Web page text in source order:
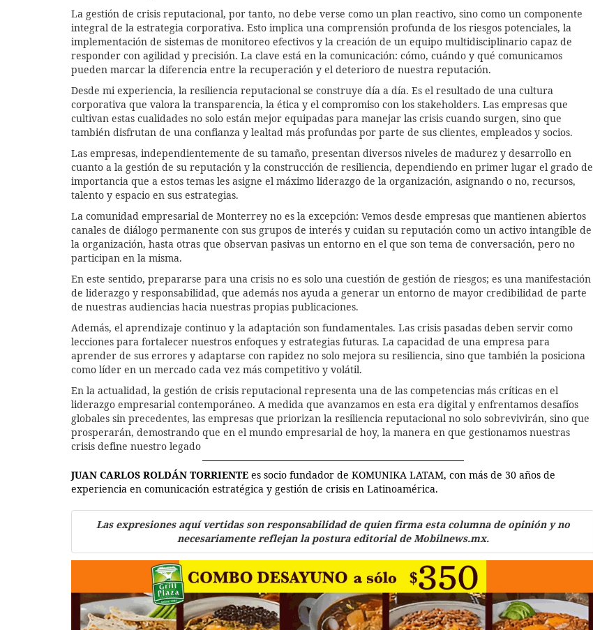
La gestión de crisis reputacional, por tanto, no debe verse como un plan reactivo, sino como un componente
integral de la estrategia corporativa. Esto implica una comprensión profunda de los riesgos potenciales, la
implementación de sistemas de monitoreo efectivos y la creación de un equipo multidisciplinario capaz de
responder con agilidad y precisión. La clave está en la comunicación: cómo, cuándo y qué comunicamos
pueden marcar la diferencia entre la recuperación y el deterioro de nuestra reputación.
Desde mi experiencia, la resiliencia reputacional se construye día a día. Es el resultado de una cultura
corporativa que valora la transparencia, la ética y el compromiso con los stakeholders. Las empresas que
cultivan estas cualidades no solo están mejor equipadas para manejar las crisis cuando surgen, sino que
también disfrutan de una confianza y lealtad más profundas por parte de sus clientes, empleados y socios.
Las empresas, independientemente de su tamaño, presentan diversos niveles de madurez y desarrollo en
cuanto a la gestión de su reputación y la construcción de resiliencia, dependiendo en primer lugar el grado de
importancia que a estos temas les asigne el máximo liderazgo de la organización, asignando o no, recursos,
talento y espacio en sus estrategias.
La comunidad empresarial de Monterrey no es la excepción: Vemos desde empresas que mantienen abiertos
canales de diálogo permanente con sus grupos de interés y cuidan su reputación como un activo intangible de
la organización, hasta otras que observan pasivas un entorno en el que son tema de conversación, pero no
participan en la misma.
En este sentido, prepararse para una crisis no es solo una cuestión de gestión de riesgos; es una manifestación
de liderazgo y responsabilidad, que además nos ayuda a generar un entorno de mayor credibilidad de parte
de nuestras audiencias hacia nuestras propias publicaciones.
Además, el aprendizaje continuo y la adaptación son fundamentales. Las crisis pasadas deben servir como
lecciones para fortalecer nuestros enfoques y estrategias futuras. La capacidad de una empresa para
aprender de sus errores y adaptarse con rapidez no solo mejora su resiliencia, sino que también la posiciona
como líder en un mercado cada vez más competitivo y volátil.
En la actualidad, la gestión de crisis reputacional representa una de las competencias más críticas en el
liderazgo empresarial contemporáneo. A medida que avanzamos en esta era digital y enfrentamos desafíos
globales sin precedentes, las empresas que priorizan la resiliencia reputacional no solo sobrevivirán, sino que
prosperarán, demostrando que en el mundo empresarial de hoy, la manera en que gestionamos nuestras
crisis define nuestro legado
JUAN CARLOS ROLDÁN TORRIENTE es socio fundador de KOMUNIKA LATAM, con más de 30 años de
experiencia en comunicación estratégica y gestión de crisis en Latinoamérica.
Las expresiones aquí vertidas son responsabilidad de quien firma esta columna de opinión y no
necesariamente reflejan la postura editorial de Mobilnews.mx.